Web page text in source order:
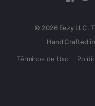
© 2026 Eezy LLC.
Términos de Uso